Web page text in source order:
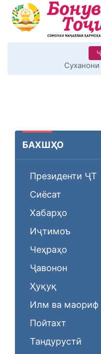
БАХШҲО
Президенти ҶТ
Сиёсат
Хабарҳо
Иҷтимоъ
Чеҳраҳо
Ҷавонон
Ҳуқуқ
Илм ва маориф
Пойтахт
Тандурустӣ